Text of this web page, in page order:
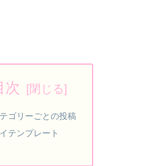
次
ゴリーごとの投稿
テンプレート